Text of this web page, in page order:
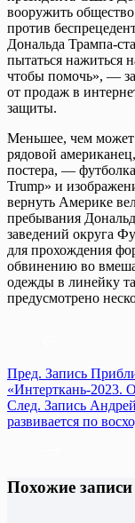
вооружить
против
Дональда Трампа-
пытаться нажиться
чтобы помочь», —
от продаж в
защиты.
Меньшее, чем
рядовой
постера, —
Trump» и
вернуть Америке
пребывания
заведений округа
для прохождения
обвинению во
одежды в линейку
предусмотрено
Пред. Запись
«Интерткань-2023.
След. Запись
развивается по
Похожие записи